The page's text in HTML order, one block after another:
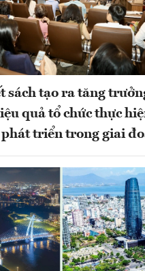
sách tạo ra tăng
quả tổ chức thực
triển trong giai